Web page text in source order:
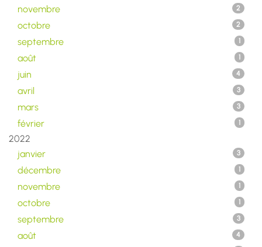
novembre
2
octobre 2
septembre 1
août 1
juin 4
avril 3
mars 3
février 1
2022
janvier
3
décembre 1
novembre 1
octobre 1
septembre 3
août 4